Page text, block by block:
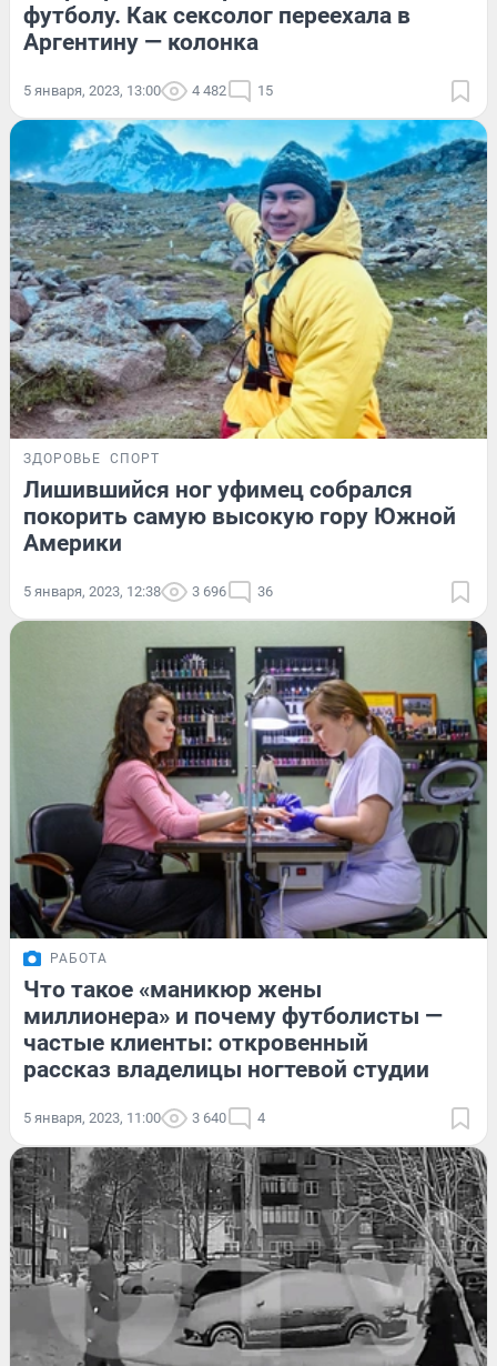
футболу. Как сексолог переехала в
Аргентину — колонка
5 января, 2023, 13:00 4 482 15
ЗДОРОВЬЕ СПОРТ
Лишившийся ног уфимец собрался
покорить самую высокую гору Южной
Америки
5 января, 2023, 12:38 3 696 36
РАБОТА
Что такое «маникюр жены
миллионера» и почему футболисты —
частые клиенты: откровенный
рассказ владелицы ногтевой студии
5 января, 2023, 11:00 3 640 4